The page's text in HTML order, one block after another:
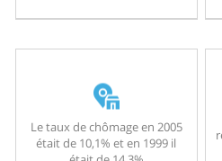
Le taux de chômage en 2005
était de 10,1% et en 1999 il